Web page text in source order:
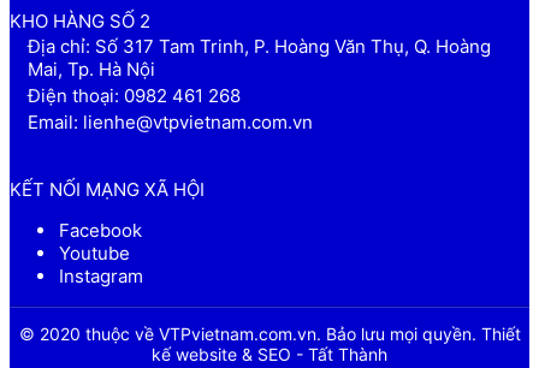
KHO HÀNG SỐ 2
Địa chỉ: Số 317 Tam Trinh, P. Hoàng Văn Thụ, Q. Hoàng
Mai, Tp. Hà Nội
Điện thoại: 0982 461 268
Email: lienhe@vtpvietnam.com.vn
KẾT NỐI MẠNG XÃ HỘI
Facebook
Youtube
Instagram
© 2020 thuộc về VTPvietnam.com.vn. Bảo lưu mọi quyền. Thiết
kế website & SEO - Tất Thành